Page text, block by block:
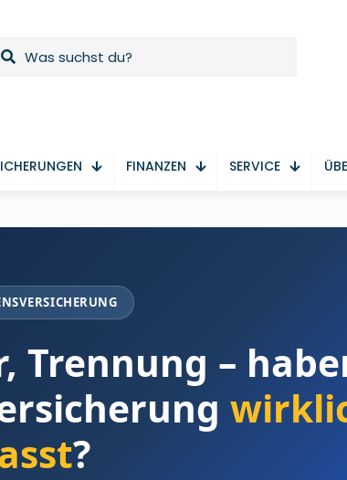
FINANZEN SERVICE
Trennung –
?